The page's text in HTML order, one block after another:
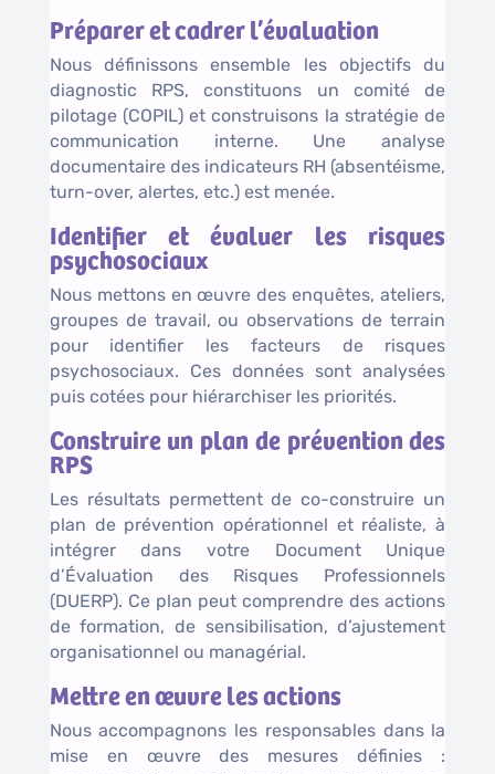
Préparer et cadrer l’évaluation
Nous définissons ensemble les objectifs du
diagnostic RPS, constituons un comité de
pilotage (COPIL) et construisons la stratégie de
communication interne. Une analyse
documentaire des indicateurs RH (absentéisme,
turn-over, alertes, etc.) est menée.
Identifier et évaluer les risques
psychosociaux
Nous mettons en œuvre des enquêtes, ateliers,
groupes de travail, ou observations de terrain
pour identifier les facteurs de risques
psychosociaux. Ces données sont analysées
puis cotées pour hiérarchiser les priorités.
Construire un plan de prévention des
RPS
Les résultats permettent de co-construire un
plan de prévention opérationnel et réaliste, à
intégrer dans votre Document Unique
d’Évaluation des Risques Professionnels
(DUERP). Ce plan peut comprendre des actions
de formation, de sensibilisation, d’ajustement
organisationnel ou managérial.
Mettre en œuvre les actions
Nous accompagnons les responsables dans la
mise en œuvre des mesures définies :